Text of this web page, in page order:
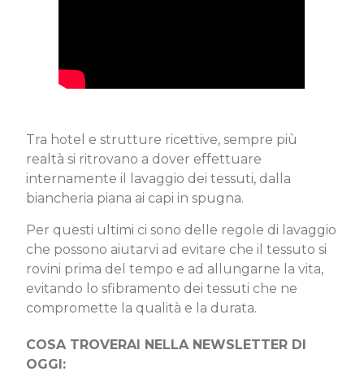
Tra hotel e strutture ricettive, sempre più
realtà si ritrovano a dover effettuare
internamente il lavaggio dei tessuti, dalla
biancheria piana ai capi in spugna.
Per questi ultimi ci sono delle regole di lavaggio
che possono aiutarvi ad evitare che il tessuto si
rovini prima del tempo e ad allungarne la vita,
evitando lo sfibramento dei tessuti che ne
compromette la qualità e la durata.
COSA TROVERAI NELLA NEWSLETTER DI
OGGI: